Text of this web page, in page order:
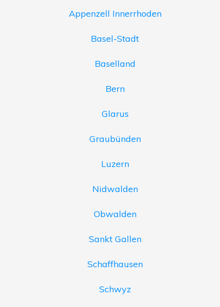
Appenzell Innerrhoden
Basel-Stadt
Baselland
Bern
Glarus
Graubünden
Luzern
Nidwalden
Obwalden
Sankt Gallen
Schaffhausen
Schwyz